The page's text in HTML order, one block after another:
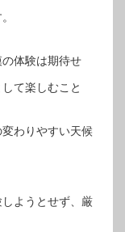
の体験は期待せ
て楽しむこと
変わりやすい天候
しようとせず、厳